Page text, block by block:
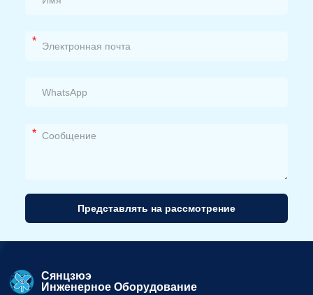
*
*
Представлять на рассмотрение
вариант:
Сянцзюэ
Инженерное Оборудование